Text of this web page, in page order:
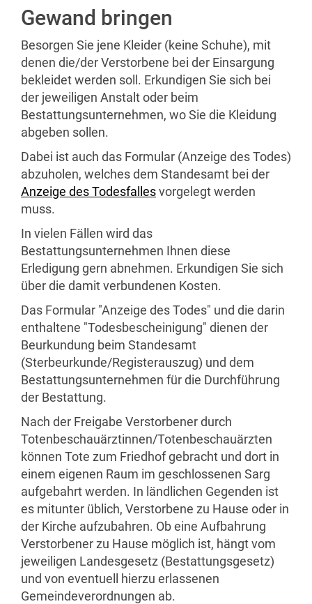
Gewand bringen
Besorgen Sie jene Kleider (keine Schuhe), mit
denen die/der Verstorbene bei der Einsargung
bekleidet werden soll. Erkundigen Sie sich bei
der jeweiligen Anstalt oder beim
Bestattungsunternehmen, wo Sie die Kleidung
abgeben sollen.
Dabei ist auch das Formular (Anzeige des Todes)
abzuholen, welches dem Standesamt bei der
Anzeige des Todesfallesvorgelegt werden
muss.
In vielen Fällen wird das
Bestattungsunternehmen Ihnen diese
Erledigung gern abnehmen. Erkundigen Sie sich
über die damit verbundenen Kosten.
Das Formular "Anzeige des Todes" und die darin
enthaltene "Todesbescheinigung" dienen der
Beurkundung beim Standesamt
(Sterbeurkunde/Registerauszug) und dem
Bestattungsunternehmen für die Durchführung
der Bestattung.
Nach der Freigabe Verstorbener durch
Totenbeschauärztinnen/Totenbeschauärzten
können Tote zum Friedhof gebracht und dort in
einem eigenen Raum im geschlossenen Sarg
aufgebahrt werden. In ländlichen Gegenden ist
es mitunter üblich, Verstorbene zu Hause oder in
der Kirche aufzubahren. Ob eine Aufbahrung
Verstorbener zu Hause möglich ist, hängt vom
jeweiligen Landesgesetz (Bestattungsgesetz)
und von eventuell hierzu erlassenen
Gemeindeverordnungen ab.